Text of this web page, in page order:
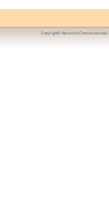
Copyright© Aproxima Comunicaciones